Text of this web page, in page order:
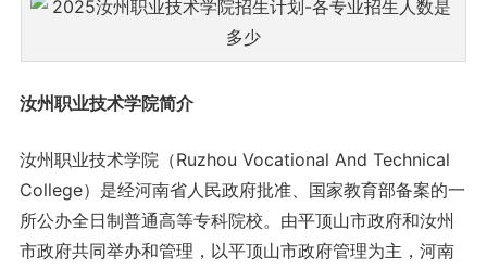
汝州职业技术学院简介
汝州职业技术学院（Ruzhou Vocational And Technical
College）是经河南省人民政府批准、国家教育部备案的一
所公办全日制普通高等专科院校。由平顶山市政府和汝州
市政府共同举办和管理，以平顶山市政府管理为主，河南